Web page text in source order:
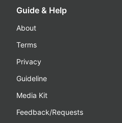
Guide & Help
About
Terms
Privacy
Guideline
Media Kit
Feedback/Requests